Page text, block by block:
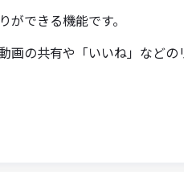
できる機能です。
画の共有や「いいね」などの